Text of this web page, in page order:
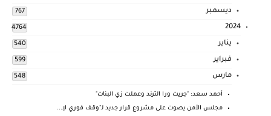
ديسمبر 767
2024
4764
يناير 540
فبراير 599
مارس 548
أحمد سعد: "جريت ورا الترند وعملت زي البنات"
مجلس الأمن يصوت على مشروع قرار جديد لـ"وقف فوري لإ...